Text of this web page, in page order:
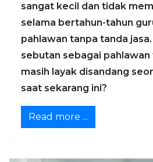
sangat kecil dan tidak
selama bertahun-tahun
pahlawan tanpa tanda
sebutan sebagai pahlawan
masih layak disandang
saat sekarang ini?
Read more ...